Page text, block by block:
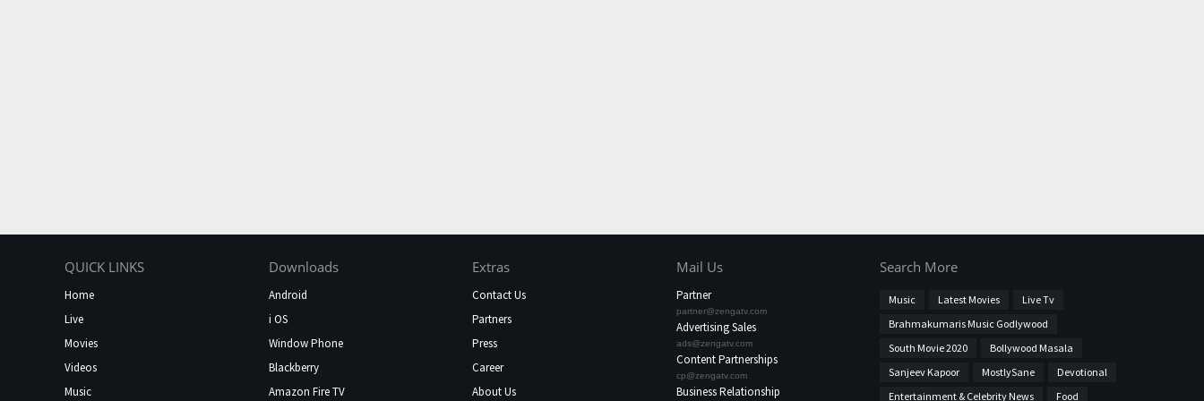
QUICK LINKS
Home
Live
Movies
Videos
Music
Downloads
Android
i OS
Window Phone
Blackberry
Amazon Fire TV
Extras
Contact Us
Partners
Press
Career
About Us
Mail Us
Partner
partner@zengatv.com
Advertising Sales
ads@zengatv.com
Content Partnerships
cp@zengatv.com
Business Relationship
Search More
Music Latest Movies
Live Tv
Brahmakumaris Music Godlywood
South Movie 2020
Bollywood Masala
Sanjeev Kapoor
MostlySane
Devotional
Entertainment & Celebrity News
Food